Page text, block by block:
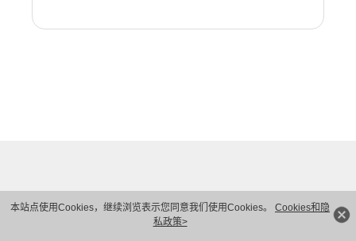
本站点使用Cookies，继续浏览表示您同意我们使用Cookies。 Cookies和隐
私政策>